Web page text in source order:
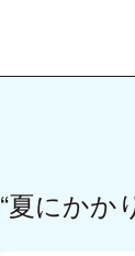
“夏にかか